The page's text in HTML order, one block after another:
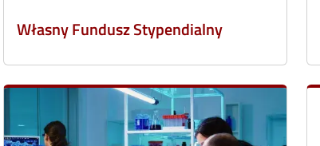
Własny Fundusz Stypendialny